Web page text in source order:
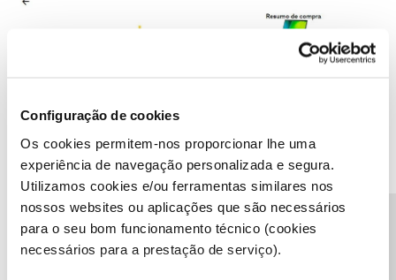
Configuração de cookies
Os cookies permitem-nos proporcionar lhe uma
experiência de navegação personalizada e segura.
Utilizamos cookies e/ou ferramentas similares nos
nossos websites ou aplicações que são necessários
para o seu bom funcionamento técnico (cookies
necessários para a prestação de serviço).